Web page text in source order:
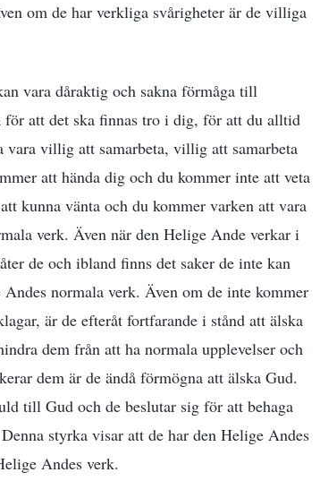
om de har verkliga svårigheter är de villiga
vara dåraktig och sakna förmåga till
för att det ska finnas tro i dig, för att du alltid
vara villig att samarbeta, villig att samarbeta
att hända dig och du kommer inte att veta
kunna vänta och du kommer varken att vara
verk. Även när den Helige Ande verkar i
de och ibland finns det saker de inte kan
normala verk. Även om de inte kommer
är de efteråt fortfarande i stånd att älska
dem från att ha normala upplevelser och
dem är de ändå förmögna att älska Gud.
till Gud och de beslutar sig för att behaga
styrka visar att de har den Helige Andes
Andes verk.